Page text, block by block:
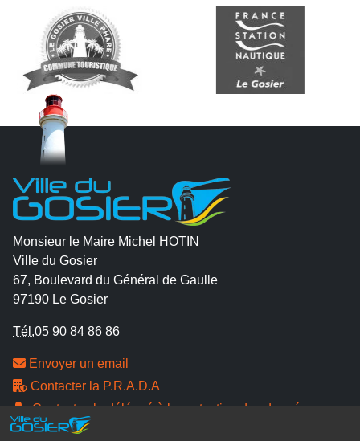
Monsieur le Maire Michel HOTIN
Ville du Gosier
67, Boulevard du Général de Gaulle
97190 Le Gosier
Tél.05 90 84 86 86
Envoyer un email
Contacter la P.R.A.D.A
Contactez le délégué à la protection des données
personnelles - D.P.O